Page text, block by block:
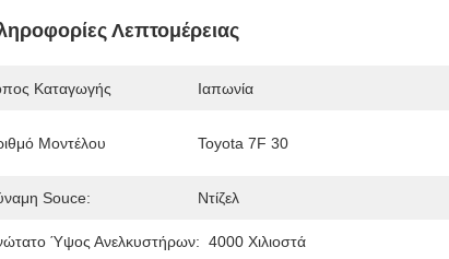
Λεπτομέρειας
Καταγωγής Ιαπωνία
Μοντέλου Toyota 7F 30
Souce: Ντίζελ
Ύψος Ανελκυστήρων: 4000 Χιλιοστά